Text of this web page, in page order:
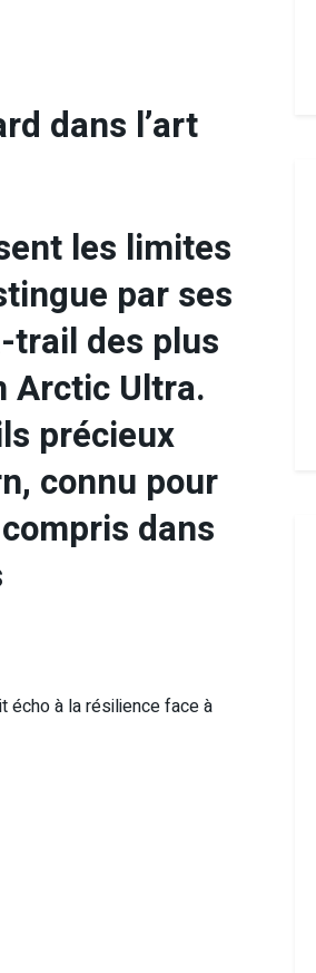
dans l’art
les limites
par ses
trail des plus
Arctic Ultra.
précieux
connu pour
dans
écho à la résilience face à